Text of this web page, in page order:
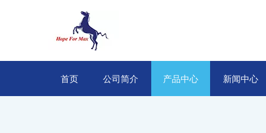
首页 公司简介 产品中心 新闻中心